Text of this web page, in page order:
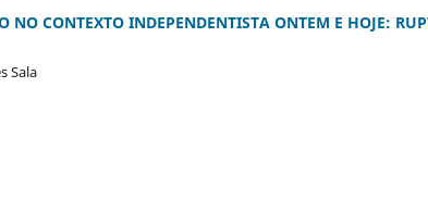
NO CONTEXTO INDEPENDENTISTA ONTEM E HOJE:
Sala